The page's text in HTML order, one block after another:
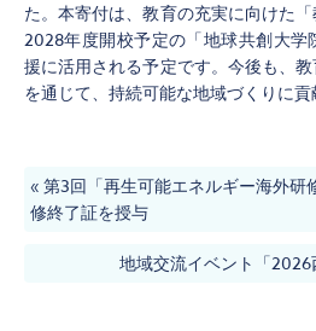
た。本寄付は、教育の充実に向けた「
2028年度開校予定の「地球共創大学
援に活用される予定です。今後も、
を通じて、持続可能な地域づくりに貢
« 第3回「再生可能エネルギー海外研
修終了証を授与
地域交流イベント「